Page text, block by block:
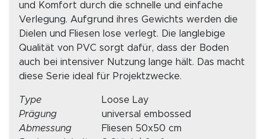
und Komfort durch die schnelle und einfache
Verlegung. Aufgrund ihres Gewichts werden die
Dielen und Fliesen lose verlegt. Die langlebige
Qualität von PVC sorgt dafür, dass der Boden
auch bei intensiver Nutzung lange hält. Das macht
diese Serie ideal für Projektzwecke.
Type
Loose Lay
Prägung
universal embossed
Abmessung
Fliesen 50x50 cm